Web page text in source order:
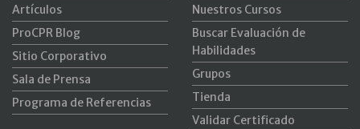
Artículos
ProCPR Blog
Sitio Corporativo
Sala de Prensa
Programa de Referencias
Nuestros Cursos
Buscar Evaluación de
Habilidades
Grupos
Tienda
Validar Certificado